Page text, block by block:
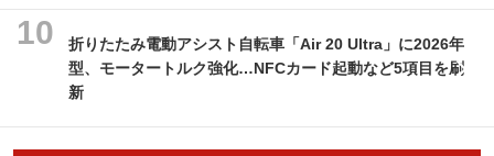
折りたたみ電動アシスト自転車「Air 20 Ultra」に2026年
型、モータートルク強化…NFCカード起動など5項目を刷
新